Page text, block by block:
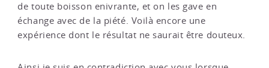
de toute boisson enivrante, et on les gave en
échange avec de la piété. Voilà encore une
expérience dont le résultat ne saurait être douteux.